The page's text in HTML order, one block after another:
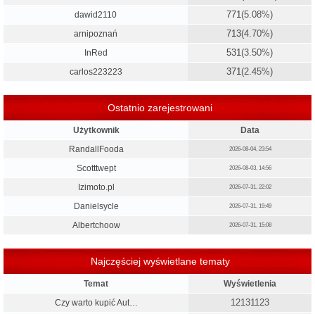
dawid2110 771 (5.08%)
arnipoznań 713(4.70%)
InRed 531 (3.50%)
carlos223223 371 (2.45%)
Ostatnio zarejestrowani
Użytkownik
Data
RandallFooda
2026-08-04, 23:54
Scotttwept 2026-08-03, 14:56
Izimoto.pl 2026-07-31, 22:02
Danielsycle 2026-07-31, 19:49
Albertchoow 2026-07-31, 15:08
Najczęściej wyświetlane tematy
Temat
Wyświetlenia
Czy warto kupić Aut…
12131123